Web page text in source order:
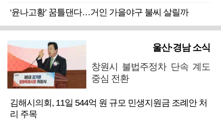
‘윤나고황’ 꿈틀댄다…거인 가을야구 불씨 살릴까
울산·경남 소식
창원시 불법주정차 단속 계도
중심 전환
김해시의회, 11일 544억 원 규모 민생지원금 조례안 처
리 주목